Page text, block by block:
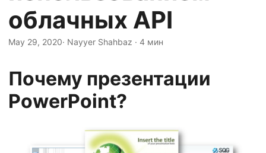
а
в
и
а
ц
и
облачных API
May 29, 2020· Nayyer Shahbaz · 4 мин
Почему презентации
PowerPoint?